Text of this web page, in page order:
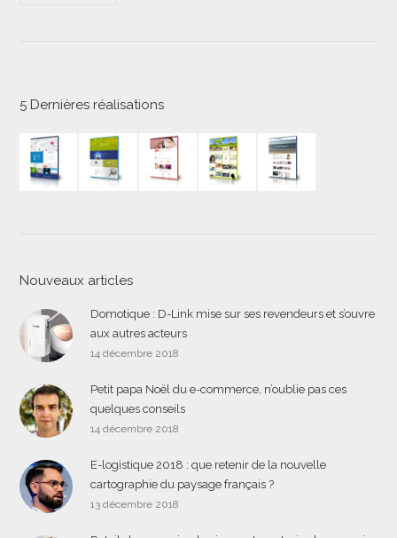
5 Dernières réalisations
Nouveaux articles
Domotique : D-Link mise sur ses revendeurs et s’ouvre
aux autres acteurs
14 décembre 2018
Petit papa Noël du e-commerce, n’oublie pas ces
quelques conseils
14 décembre 2018
E-logistique 2018 : que retenir de la nouvelle
cartographie du paysage français ?
13 décembre 2018